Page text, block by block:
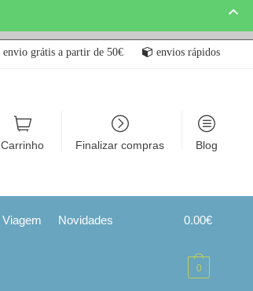
envio grátis a partir de 50€ envios rápidos
Carrinho Finalizar compras Blog
Viagem Novidades 0.00€
0